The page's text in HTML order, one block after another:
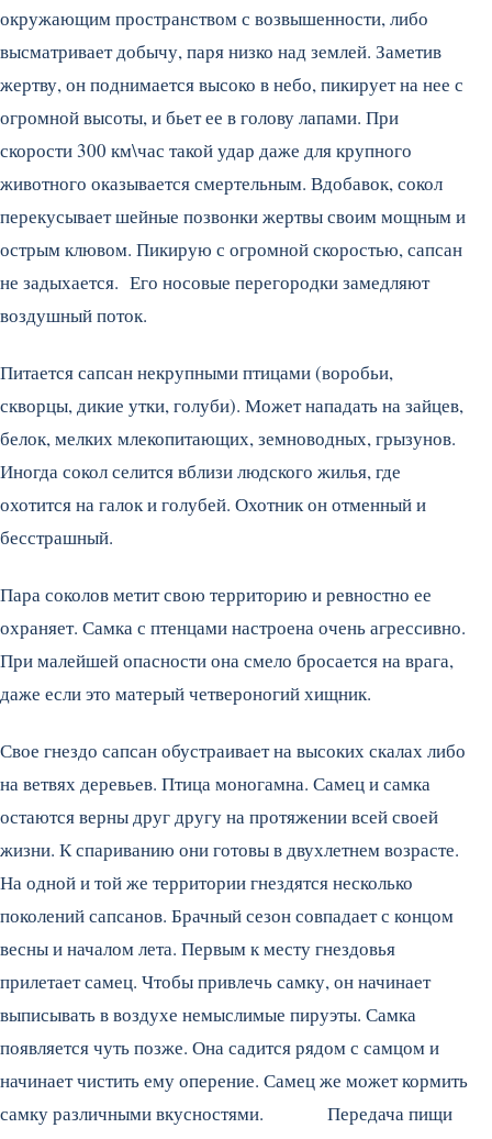
окружающим пространством с возвышенности, либо
высматривает добычу, паря низко над землей. Заметив
жертву, он поднимается высоко в небо, пикирует на нее с
огромной высоты, и бьет ее в голову лапами. При
скорости 300 км\час такой удар даже для крупного
животного оказывается смертельным. Вдобавок, сокол
перекусывает шейные позвонки жертвы своим мощным и
острым клювом. Пикирую с огромной скоростью, сапсан
не задыхается. Его носовые перегородки замедляют
воздушный поток.
Питается сапсан некрупными птицами (воробьи,
скворцы, дикие утки, голуби). Может нападать на зайцев,
белок, мелких млекопитающих, земноводных, грызунов.
Иногда сокол селится вблизи людского жилья, где
охотится на галок и голубей. Охотник он отменный и
бесстрашный.
Пара соколов метит свою территорию и ревностно ее
охраняет. Самка с птенцами настроена очень агрессивно.
При малейшей опасности она смело бросается на врага,
даже если это матерый четвероногий хищник.
Свое гнездо сапсан обустраивает на высоких скалах либо
на ветвях деревьев. Птица моногамна. Самец и самка
остаются верны друг другу на протяжении всей своей
жизни. К спариванию они готовы в двухлетнем возрасте.
На одной и той же территории гнездятся несколько
поколений сапсанов. Брачный сезон совпадает с концом
весны и началом лета. Первым к месту гнездовья
прилетает самец. Чтобы привлечь самку, он начинает
выписывать в воздухе немыслимые пируэты. Самка
появляется чуть позже. Она садится рядом с самцом и
начинает чистить ему оперение. Самец же может кормить
самку различными вкусностями. Передача пищи